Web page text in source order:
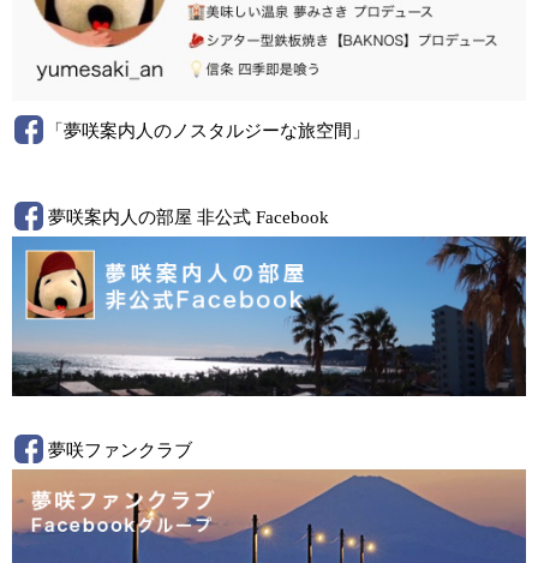
「夢咲案内人のノスタルジーな旅空間」
夢咲案内人の部屋 非公式 Facebook
夢咲ファンクラブ